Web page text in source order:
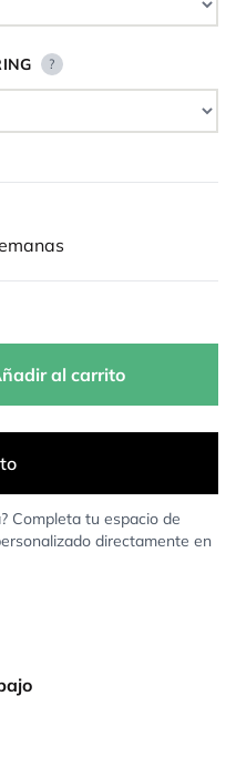
?
al carrito
Completa tu espacio de
directamente en